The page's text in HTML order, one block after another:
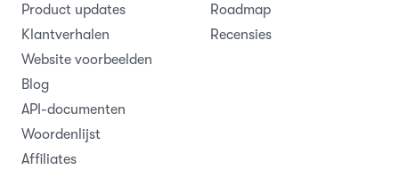
Product updates
Klantverhalen
Website voorbeelden
Blog
API-documenten
Woordenlijst
Affiliates
Roadmap
Recensies